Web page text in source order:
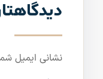
نشانی ایمیل